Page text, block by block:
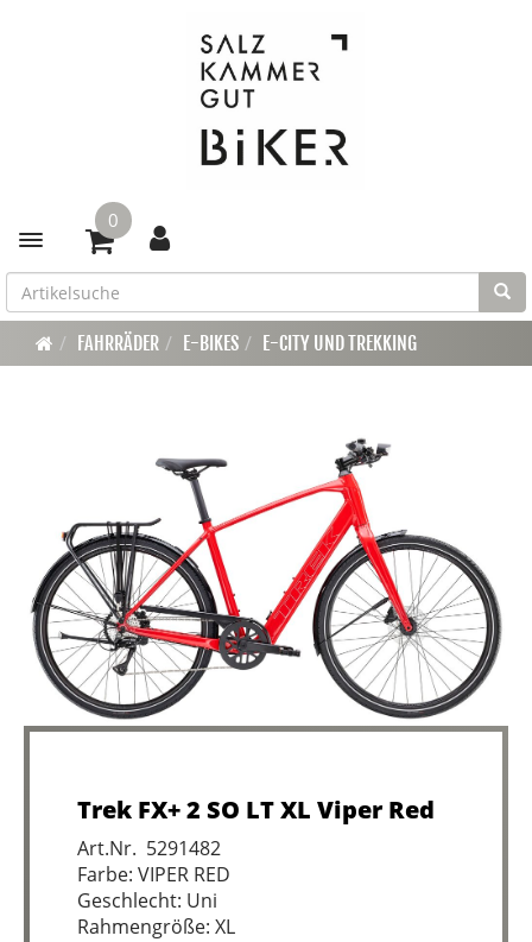
Toggle navigation
0
FAHRRÄDER E-BIKES E-CITY UND TREKKING
Trek FX+ 2 SO LT XL Viper Red
Art.Nr. 5291482
Farbe: VIPER RED
Geschlecht: Uni
Rahmengröße: XL